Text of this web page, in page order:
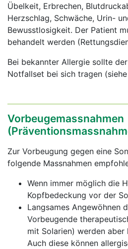
Übelkeit, Erbrechen,
Herzschlag, Schwäche, Urin-
Bewusstlosigkeit. Der Patient
behandelt werden
Bei bekannter Allergie sollte
Notfallset bei sich tragen (siehe
Vorbeugemassnahmen
Zur Vorbeugung gegen eine
folgende Massnahmen
Wenn immer möglich die
Kopfbedeckung vor der
Langsames Angewöhnen
Vorbeugende
mit Solarien) werden
Auch diese können